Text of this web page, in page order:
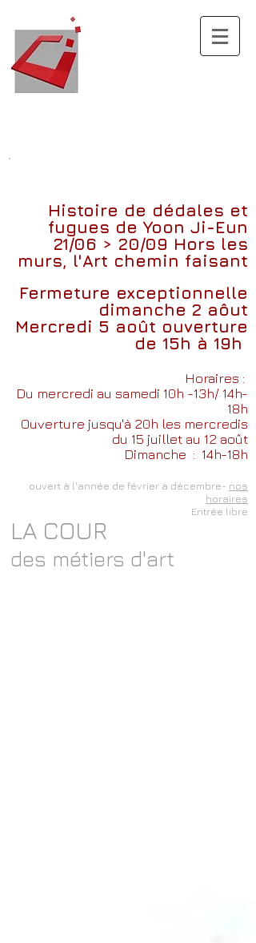
.
Histoire de dédales et
fugues de Yoon Ji-Eun
21/06 > 20/09 Hors les
murs, l'Art chemin faisant
Fermeture exceptionnelle
dimanche 2 aôut
Mercredi 5 août ouverture
de 15h à 19h
Horaires :
Du mercredi au samedi 10h -13h/ 14h-
18h
Ouverture jusqu'à 20h les mercredis
du 15 juillet au 12 août
Dimanche : 14h-18h
ouvert à l'année de février à décembre- nos
horaires
Entrée libre
LA COUR
des métiers d'art